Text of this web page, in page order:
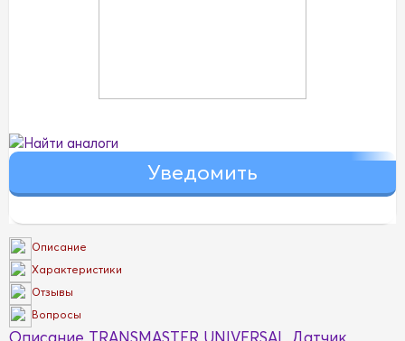
Найти аналоги
Описание
Характеристики
Отзывы
Вопросы
Описание TRANSMASTER UNIVERSAL Датчик